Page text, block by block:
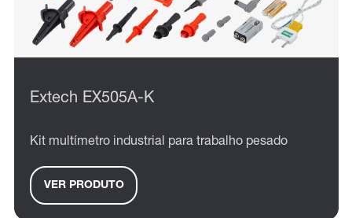
Extech EX505A-K
Kit multímetro industrial para trabalho pesado
VER PRODUTO